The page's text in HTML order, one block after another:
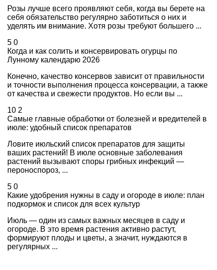
Розы лучше всего проявляют себя, когда вы берете на
себя обязательство регулярно заботиться о них и
уделять им внимание. Хотя розы требуют большего ...
5 0
Когда и как солить и консервировать огурцы по
Лунному календарю 2026
Конечно, качество консервов зависит от правильности
и точности выполнения процесса консервации, а также
от качества и свежести продуктов. Но если вы ...
10 2
Самые главные обработки от болезней и вредителей в
июле: удобный список препаратов
Ловите июльский список препаратов для защиты
ваших растений! В июле основные заболевания
растений вызывают споры грибных инфекций —
пероноспороз, ...
5 0
Какие удобрения нужны в саду и огороде в июле: план
подкормок и список для всех культур
Июль — один из самых важных месяцев в саду и
огороде. В это время растения активно растут,
формируют плоды и цветы, а значит, нуждаются в
регулярных ...